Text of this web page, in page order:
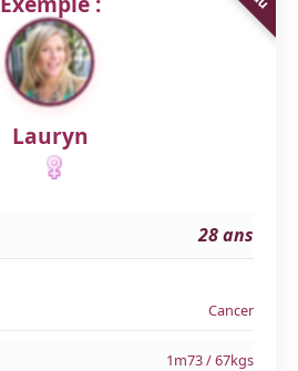
Lauryn
28 ans
Cancer
1m73 / 67kgs